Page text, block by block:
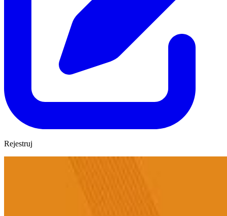
Rejestruj